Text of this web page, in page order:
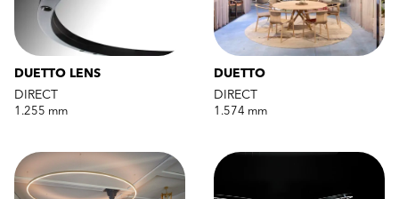
DUETTO LENS
DIRECT
1.255 mm
DUETTO
DIRECT
1.574 mm